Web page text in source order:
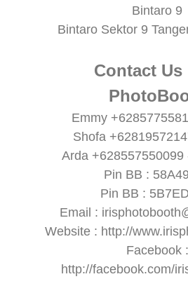
Bintaro 9
Bintaro Sektor 9
Contact Us
Emmy
Shofa
Arda +628557550099
Pin BB :
Pin BB :
Email :
Website : http://
Facebook :
http://facebook.com/